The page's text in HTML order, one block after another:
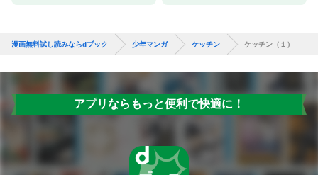
漫画無料試し読みならdブック 少年マンガ ケッチン ケッチン（１）
アプリならもっと便利で快適に！